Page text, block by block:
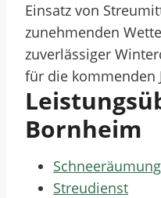
Einsatz von
zunehmenden
zuverlässiger
für die kommenden
Bornheim
Schneeräumung
Streudienst